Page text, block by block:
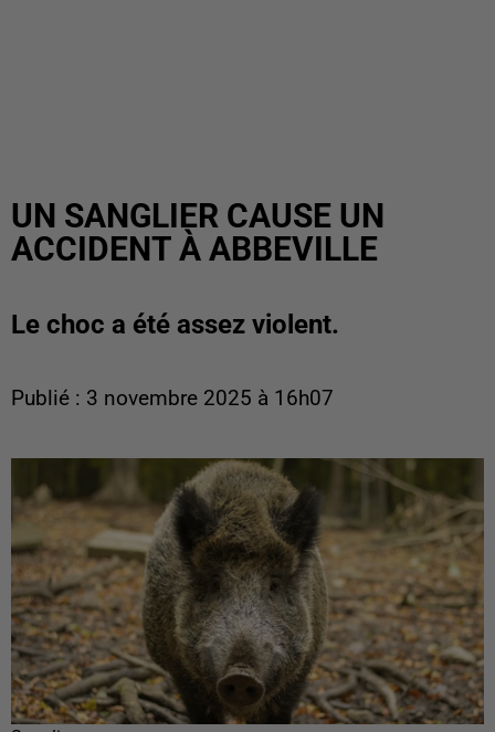
UN SANGLIER CAUSE UN
ACCIDENT À ABBEVILLE
Le choc a été assez violent.
Publié : 3 novembre 2025 à 16h07